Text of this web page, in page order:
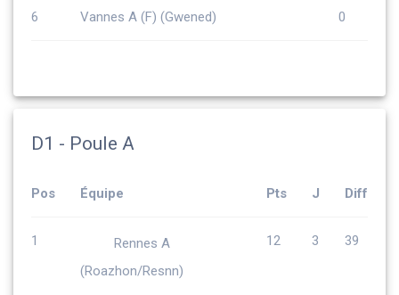
6 Vannes A (F) (Gwened) 0
D1 - Poule A
Pos Équipe Pts J Diff
1
Rennes A
(Roazhon/Resnn)
12 3 39